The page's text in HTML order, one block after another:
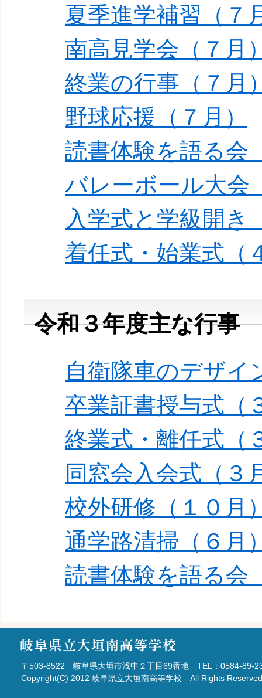
夏季進学補習（７
南高見学会（７月
終業の行事（７月
野球応援（７月）
読書体験を語る会
バレーボール大会
入学式と学級開き
着任式・始業式（
令和３年度主な行事
自衛隊車のデザイ
卒業証書授与式（
終業式・離任式（
同窓会入会式（３
校外研修（１０月
通学路清掃（６月
読書体験を語る会
〒503-8522 岐阜県大垣市浅中２丁目69番地 TEL：0584-89-
Copyright(C) 2012 岐阜県立大垣南高等学校 All Rights